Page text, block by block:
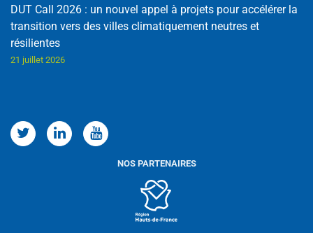
DUT Call 2026 : un nouvel appel à projets pour accélérer la
transition vers des villes climatiquement neutres et
résilientes
21 juillet 2026